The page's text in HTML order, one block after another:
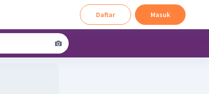
Daftar Masuk